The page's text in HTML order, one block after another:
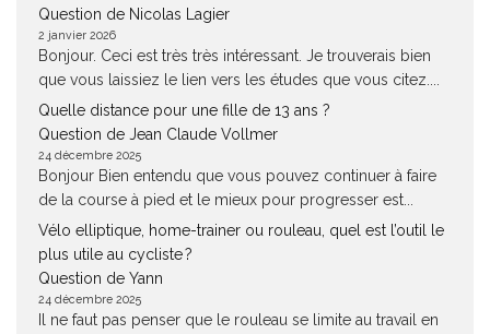
Question de Nicolas Lagier
2 janvier 2026
Bonjour. Ceci est très très intéressant. Je trouverais bien
que vous laissiez le lien vers les études que vous citez....
Quelle distance pour une fille de 13 ans ?
Question de Jean Claude Vollmer
24 décembre 2025
Bonjour Bien entendu que vous pouvez continuer à faire
de la course à pied et le mieux pour progresser est...
Vélo elliptique, home-trainer ou rouleau, quel est l’outil le
plus utile au cycliste ?
Question de Yann
24 décembre 2025
Il ne faut pas penser que le rouleau se limite au travail en